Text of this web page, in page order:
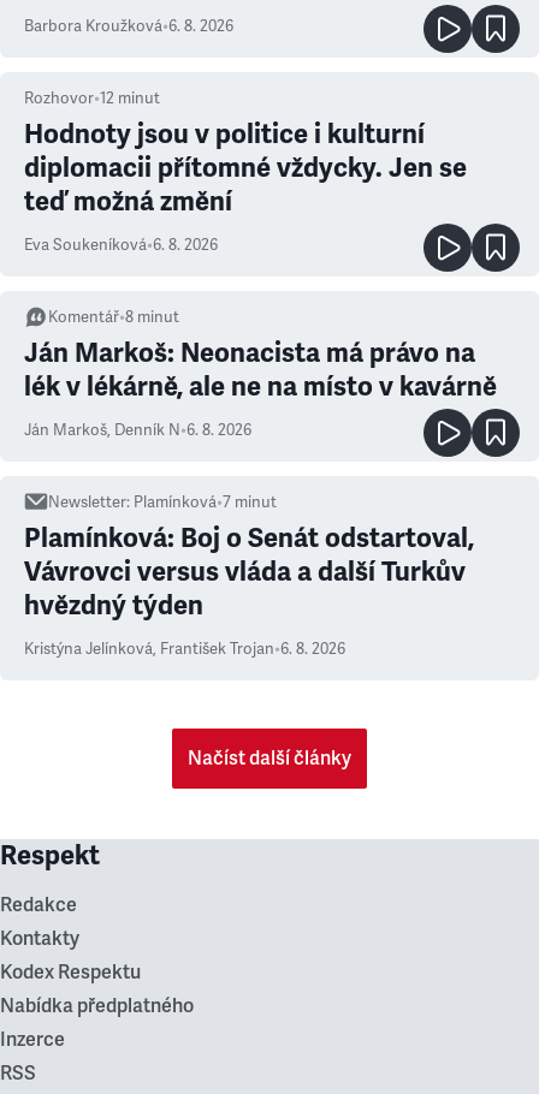
Barbora Kroužková•6. 8. 2026
Rozhovor•12 minut
Hodnoty jsou v politice i kulturní
diplomacii přítomné vždycky. Jen se
teď možná změní
Eva Soukeníková•6. 8. 2026
Komentář•8 minut
Ján Markoš: Neonacista má právo na
lék v lékárně, ale ne na místo v kavárně
Ján Markoš, Denník N•6. 8. 2026
Newsletter: Plamínková•7 minut
Plamínková: Boj o Senát odstartoval,
Vávrovci versus vláda a další Turkův
hvězdný týden
Kristýna Jelínková, František Trojan•6. 8. 2026
Načíst další články
Respekt
Redakce
Kontakty
Kodex Respektu
Nabídka předplatného
Inzerce
RSS